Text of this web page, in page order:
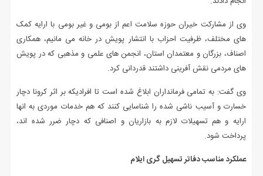
وی از مشارکت خیران حوزه سلامت اعم از بومی و غیر بومی با ارایه کمک
های مختلف، ظرفیت احزاب با انتشار پویش در خانه می مانیم، همکاری
اصناف، بزرگان و معتمدان استان، انجمن های علمی و مذهبی که در پویش
های مردمی نقش آفرینی داشتند قدردانی کرد.
وی گفت: به تمامی فرمانداران ابلاغ شده است تا افرادیکه بر اثر کرونا دچار
خسارت و آسیب ناشی شده را شناسایی کنند که هم خدمات موردی به انها
ارایه و هم تسهیلات لازم به بازاریان و اصنافی که دچار ضرر شده اند،
پرداخت شود.
عملکرد مناسب دفاتر تسهیل گری ایلام